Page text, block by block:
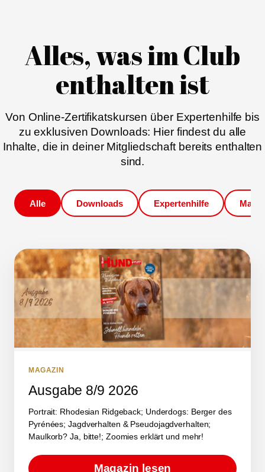
Alles, was im Club
enthalten ist
Von Online-Zertifikatskursen über Expertenhilfe bis
zu exklusiven Downloads: Hier findest du alle
Inhalte, die in deiner Mitgliedschaft bereits enthalten
sind.
Alle Downloads Expertenhilfe
MAGAZIN
Ausgabe 8/9 2026
Portrait: Rhodesian Ridgeback; Underdogs: Berger des
Pyrénées; Jagdverhalten & Pseudojagdverhalten;
Maulkorb? Ja, bitte!; Zoomies erklärt und mehr!
Magazin lesen